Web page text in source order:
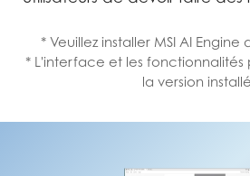
* Veuillez installer MSI AI Engine
* L'interface et les fonctionnalités
la version